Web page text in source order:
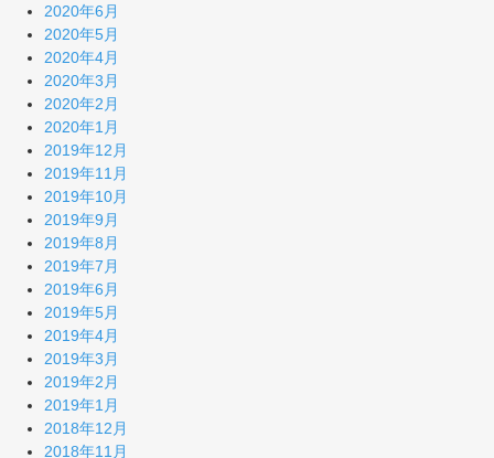
2020年6月
2020年5月
2020年4月
2020年3月
2020年2月
2020年1月
2019年12月
2019年11月
2019年10月
2019年9月
2019年8月
2019年7月
2019年6月
2019年5月
2019年4月
2019年3月
2019年2月
2019年1月
2018年12月
2018年11月